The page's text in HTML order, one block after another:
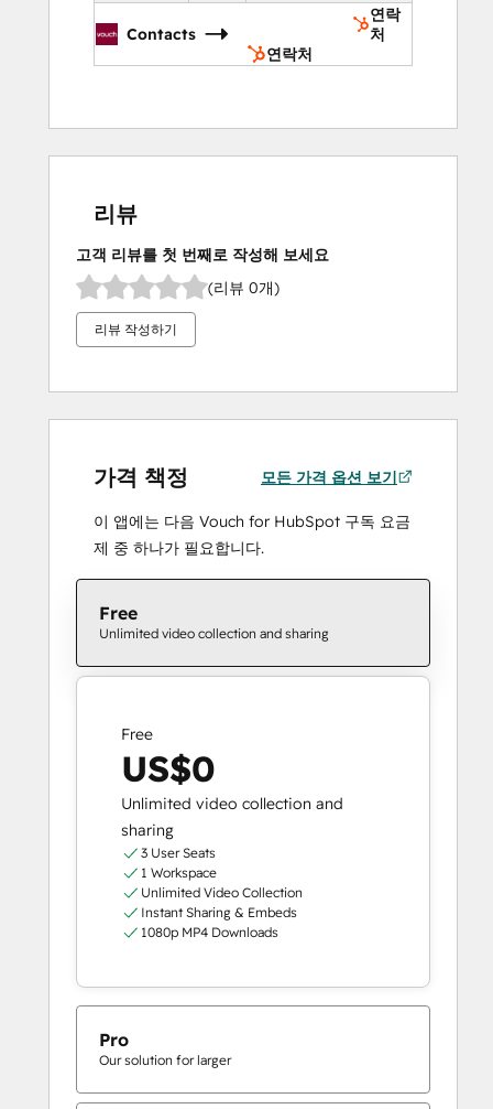
Contacts
연락
처
연락처
리뷰
고객 리뷰를 첫 번째로 작성해 보세요
(리뷰 0개)
리뷰 작성하기
가격 책정 모든 가격 옵션 보기
이 앱에는 다음 Vouch for HubSpot 구독 요금
제 중 하나가 필요합니다.
Free
Unlimited video collection and sharing
Free
US$0
Unlimited video collection and
sharing
3 User Seats
1 Workspace
Unlimited Video Collection
Instant Sharing & Embeds
1080p MP4 Downloads
Pro
Our solution for larger